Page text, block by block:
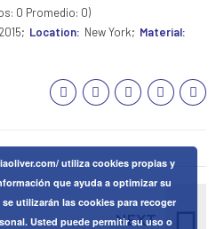
0 Promedio: 0)
2015 Location New York
Material
NEXT
utiliza cookies propias y
que ayuda a optimizar su
utilizarán las cookies para recoger
Usted puede permitir su uso o